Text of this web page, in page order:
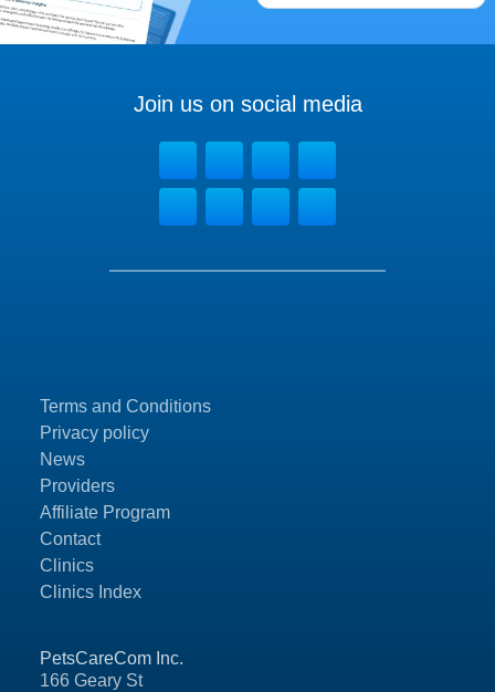
PetsCareCom Inc.
166 Geary St
Terms and Conditions
Privacy policy
News
Providers
Affiliate Program
Contact
Clinics
Clinics Index
Join us on social media